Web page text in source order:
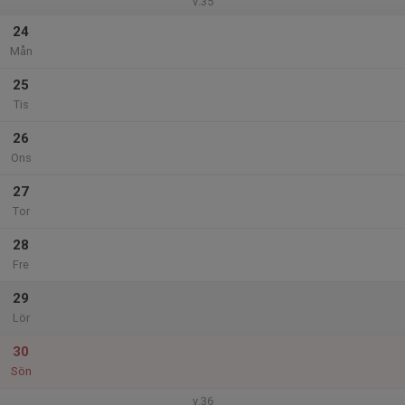
24
Mån
25
Tis
26
Ons
27
Tor
28
Fre
29
Lör
30
Sön
v.36